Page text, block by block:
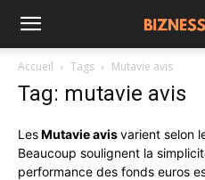
Accueil Tags Mutavie avis
Tag: mutavie avis
LesMutavie avisvarient selon
Beaucoup soulignent la
performance des fonds euros